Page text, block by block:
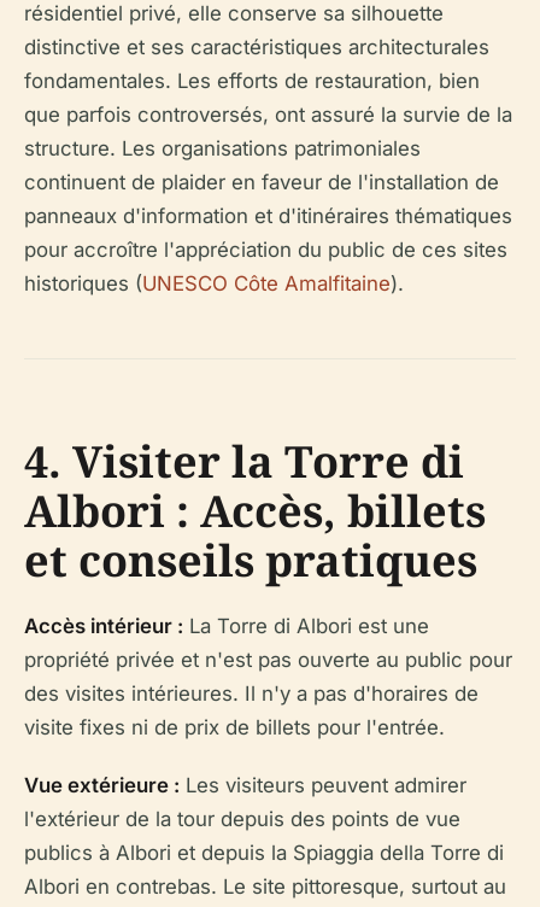
résidentiel privé, elle conserve sa silhouette
distinctive et ses caractéristiques architecturales
fondamentales. Les efforts de restauration, bien
que parfois controversés, ont assuré la survie de la
structure. Les organisations patrimoniales
continuent de plaider en faveur de l'installation de
panneaux d'information et d'itinéraires thématiques
pour accroître l'appréciation du public de ces sites
historiques (UNESCO Côte Amalfitaine).
4. Visiter la Torre di
Albori : Accès, billets
et conseils pratiques
Accès intérieur : La Torre di Albori est une
propriété privée et n'est pas ouverte au public pour
des visites intérieures. Il n'y a pas d'horaires de
visite fixes ni de prix de billets pour l'entrée.
Vue extérieure : Les visiteurs peuvent admirer
l'extérieur de la tour depuis des points de vue
publics à Albori et depuis la Spiaggia della Torre di
Albori en contrebas. Le site pittoresque, surtout au